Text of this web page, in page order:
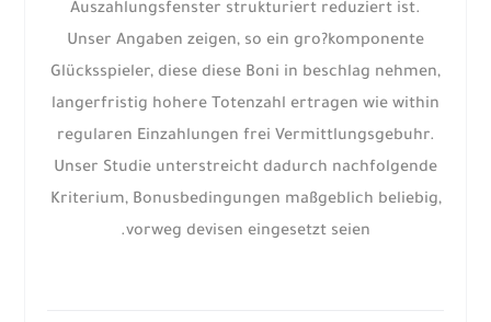
Auszahlungsfenster strukturiert reduziert ist.
Unser Angaben zeigen, so ein gro?komponente
Glücksspieler, diese diese Boni in beschlag nehmen,
langerfristig hohere Totenzahl ertragen wie within
regularen Einzahlungen frei Vermittlungsgebuhr.
Unser Studie unterstreicht dadurch nachfolgende
Kriterium, Bonusbedingungen maßgeblich beliebig,
vorweg devisen eingesetzt seien.